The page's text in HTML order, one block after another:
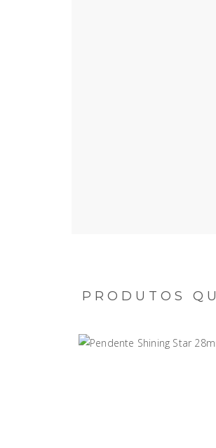
PRODUTOS